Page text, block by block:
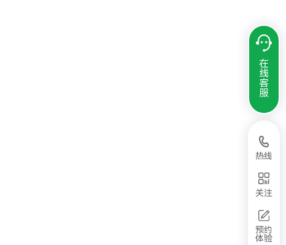
在
线
客
服
热线
关注
预约
体验